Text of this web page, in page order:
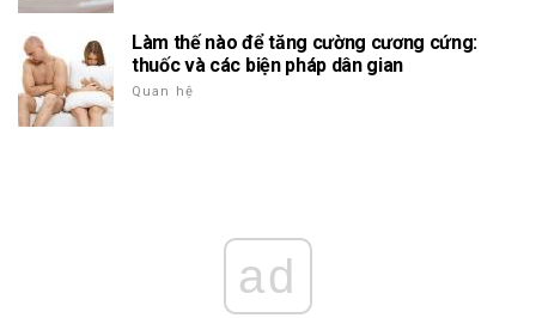
Làm thế nào để tăng cường cương cứng:
thuốc và các biện pháp dân gian
Quan hệ
ad